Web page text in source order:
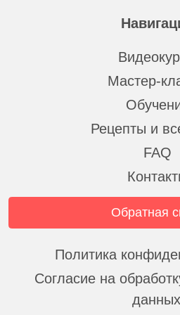
Мастер-
Рецепты и
FAQ
Обратная
Политика
Согласие на
данных